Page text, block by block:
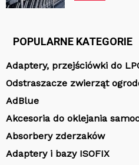
POPULARNE KATEGORIE
Adaptery, przejściówki do
Odstraszacze zwierząt
AdBlue
Akcesoria do oklejania
Absorbery zderzaków
Adaptery i bazy ISOFIX